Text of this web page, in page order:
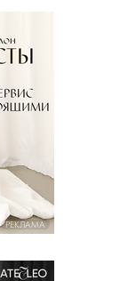
РЕКЛАМА